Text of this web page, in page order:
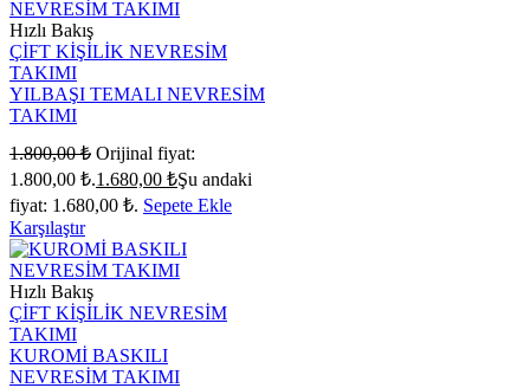
Hızlı Bakış
ÇİFT KİŞİLİK NEVRESİM
TAKIMI
YILBAŞI TEMALI NEVRESİM
TAKIMI
1.800,00₺ Orijinal fiyat:
1.800,00 ₺.1.680,00 ₺Şu andaki
fiyat: 1.680,00 ₺. Sepete Ekle
Karşılaştır
Hızlı Bakış
ÇİFT KİŞİLİK NEVRESİM
TAKIMI
KUROMİ BASKILI
NEVRESİM TAKIMI